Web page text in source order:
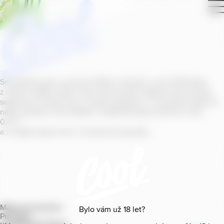
Bylo vám už 18 let?
Smícháním piva s ovocnou šťávou vytvořil v roce
z našich sládků
segmentu na bázi piva v České republice. V současné době se
naše portfolio Cool skládá z nealkoholických příchutí s alk.
0
a z nealko řady Cool+ s funkčními benefity.
Mapa provozoven
Produkty